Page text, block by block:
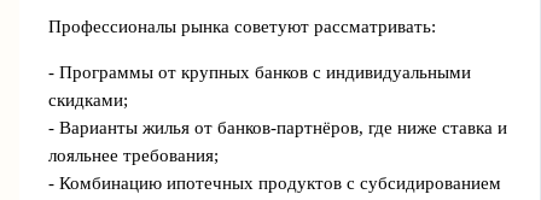
Профессионалы рынка советуют рассматривать:
- Программы от крупных банков с индивидуальными
скидками;
- Варианты жилья от банков-партнёров, где ниже ставка и
лояльнее требования;
- Комбинацию ипотечных продуктов с субсидированием